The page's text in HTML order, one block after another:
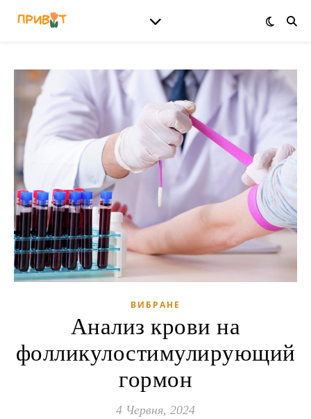
ВИБРАНЕ
Анализ крови на
фолликулостимулирующий
гормон
4 Червня, 2024